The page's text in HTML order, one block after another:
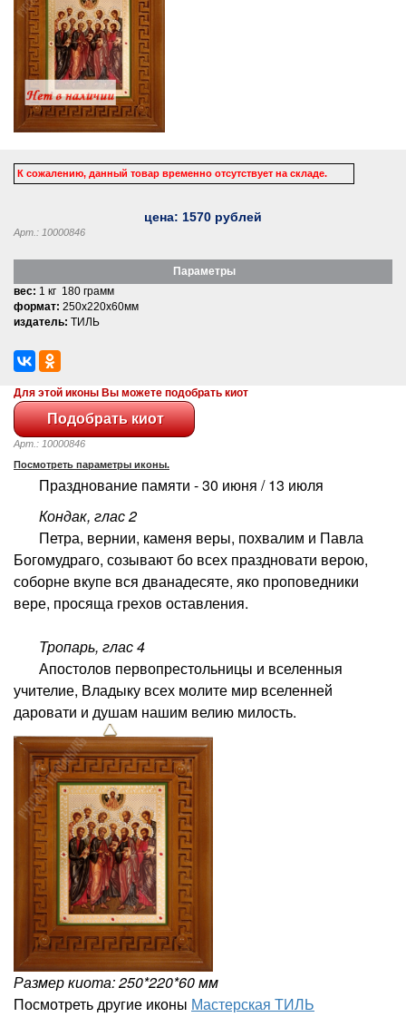
К сожалению, данный товар временно отсутствует на складе.
цена: 1570 рублей
Арт.: 10000846
Параметры
вес: 1 кг 180 грамм
формат: 250x220x60мм
издатель: ТИЛЬ
Для этой иконы Вы можете подобрать киот
Арт.: 10000846
Посмотреть параметры иконы.
Празднование памяти - 30 июня / 13 июля
Кондак, глас 2
Петра, вернии, каменя веры, похвалим и Павла
Богомудраго, созывают бо всех праздновати верою,
соборне вкупе вся дванадесяте, яко проповедники
вере, просяща грехов оставления.
Тропарь, глас 4
Апостолов первопрестольницы и вселенныя
учителие, Владыку всех молите мир вселенней
даровати и душам нашим велию милость.
Размер киота: 250*220*60 мм
Посмотреть другие иконы Мастерская ТИЛЬ